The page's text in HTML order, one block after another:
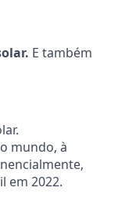
E também
mundo, à
em 2022.